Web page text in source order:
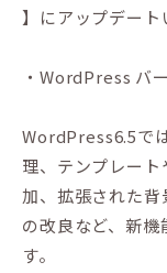
】にアップデート
・WordPress
WordPress6.5で
理、テンプレー
加、拡張された
の改良など、新
す。